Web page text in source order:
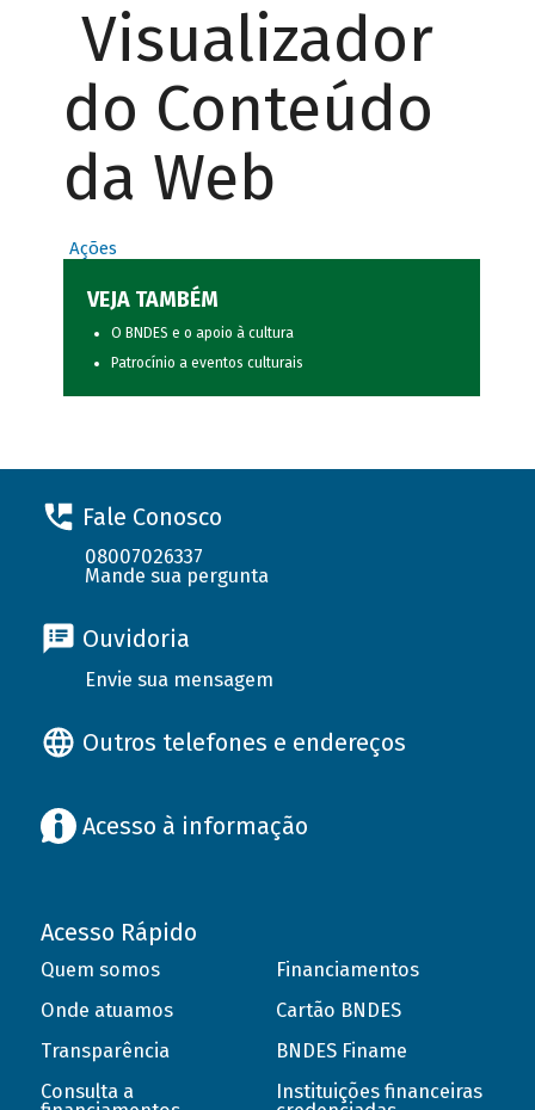
Visualizador
do Conteúdo
da Web
Ações
VEJA TAMBÉM
O BNDES e o apoio à cultura
Patrocínio a eventos culturais
Fale Conosco
08007026337
Mande sua pergunta
Ouvidoria
Envie sua mensagem
Outros telefones e endereços
Acesso à informação
Acesso Rápido
Quem somos
Onde atuamos
Transparência
Consulta a
Financiamentos
Cartão BNDES
BNDES Finame
Instituições financeiras